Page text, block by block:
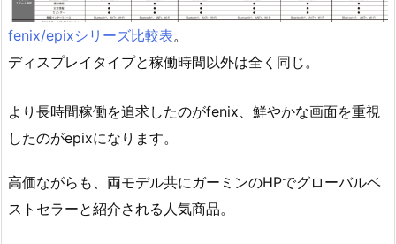
fenix/epixシリーズ比較表。
ディスプレイタイプと稼働時間以外は全く同じ。
より長時間稼働を追求したのがfenix、鮮やかな画面を重視
したのがepixになります。
高価ながらも、両モデル共にガーミンのHPでグローバルベ
ストセラーと紹介される人気商品。